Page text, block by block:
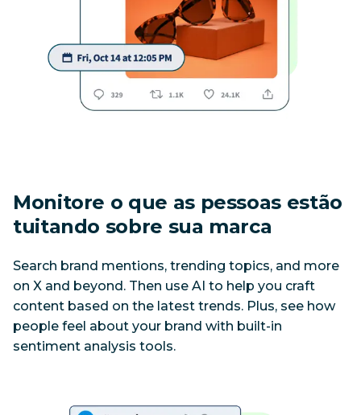
Monitore o que as pessoas estão
tuitando sobre sua marca
Search brand mentions, trending topics, and more
on X and beyond. Then use AI to help you craft
content based on the latest trends. Plus, see how
people feel about your brand with built-in
sentiment analysis tools.